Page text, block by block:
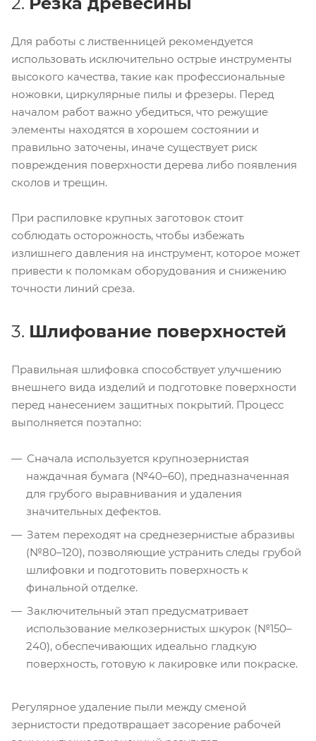
Для работы с лиственницей рекомендуется
использовать исключительно острые инструменты
высокого качества, такие как профессиональные
ножовки, циркулярные пилы и фрезеры. Перед
началом работ важно убедиться, что режущие
элементы находятся в хорошем состоянии и
правильно заточены, иначе существует риск
повреждения поверхности дерева либо появления
сколов и трещин.
При распиловке крупных заготовок стоит
соблюдать осторожность, чтобы избежать
излишнего давления на инструмент, которое может
привести к поломкам оборудования и снижению
точности линий среза.
3. Шлифование поверхностей
Правильная шлифовка способствует улучшению
внешнего вида изделий и подготовке поверхности
перед нанесением защитных покрытий. Процесс
выполняется поэтапно:
Сначала используется крупнозернистая
наждачная бумага (№40–60), предназначенная
для грубого выравнивания и удаления
значительных дефектов.
Затем переходят на среднезернистые абразивы
(№80–120), позволяющие устранить следы грубой
шлифовки и подготовить поверхность к
финальной отделке.
Заключительный этап предусматривает
использование мелкозернистых шкурок (№150–
240), обеспечивающих идеально гладкую
поверхность, готовую к лакировке или покраске.
Регулярное удаление пыли между сменой
зернистости предотвращает засорение рабочей